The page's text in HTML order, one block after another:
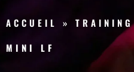
ACCUEIL » TRAINING
MINI LF